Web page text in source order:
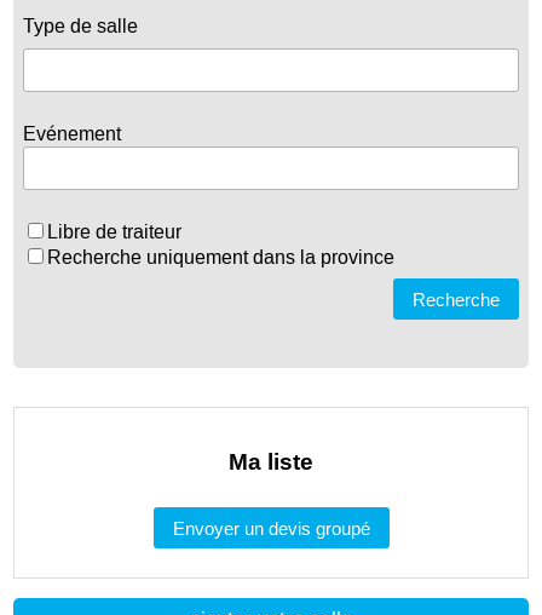
Type de salle
Evénement
Libre de traiteur
Recherche uniquement dans la province
Recherche
Ma liste
Envoyer un devis groupé